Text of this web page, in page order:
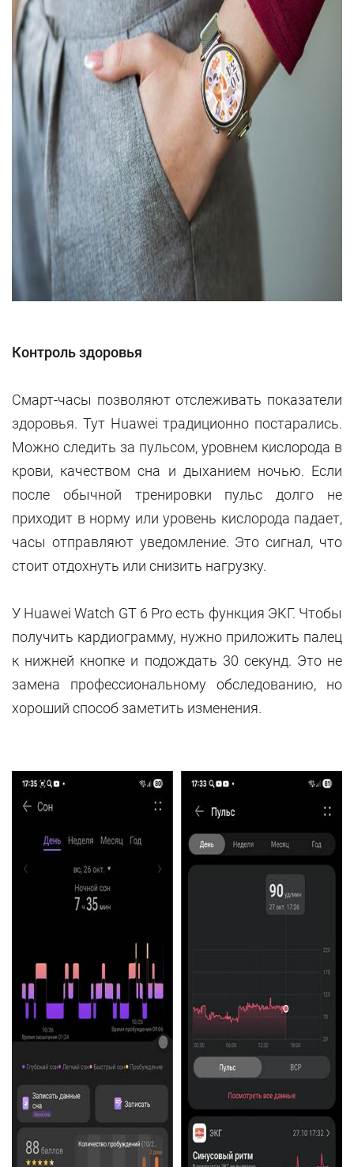
Контроль здоровья
Смарт-часы позволяют отслеживать показатели
здоровья. Тут Huawei традиционно постарались.
Можно следить за пульсом, уровнем кислорода в
крови, качеством сна и дыханием ночью. Если
после обычной тренировки пульс долго не
приходит в норму или уровень кислорода падает,
часы отправляют уведомление. Это сигнал, что
стоит отдохнуть или снизить нагрузку.
У Huawei Watch GT 6 Pro есть функция ЭКГ. Чтобы
получить кардиограмму, нужно приложить палец
к нижней кнопке и подождать 30 секунд. Это не
замена профессиональному обследованию, но
хороший способ заметить изменения.